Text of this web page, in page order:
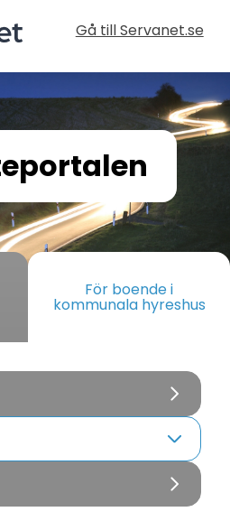
Gå till Servanet.se
För boende i
kommunala hyreshus